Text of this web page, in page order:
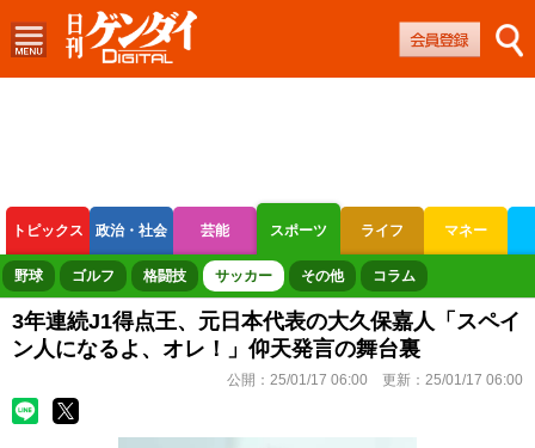
トピックス 政治・社会 芸能 スポーツ ライフ マネー
ボートレース 競輪 オートレース
野球 ゴルフ 格闘技 サッカー その他 コラム
3年連続J1得点王、元日本代表の大久保嘉人「スペイ
ン人になるよ、オレ！」仰天発言の舞台裏
公開： 25/01/17 06:00 更新： 25/01/17 06:00